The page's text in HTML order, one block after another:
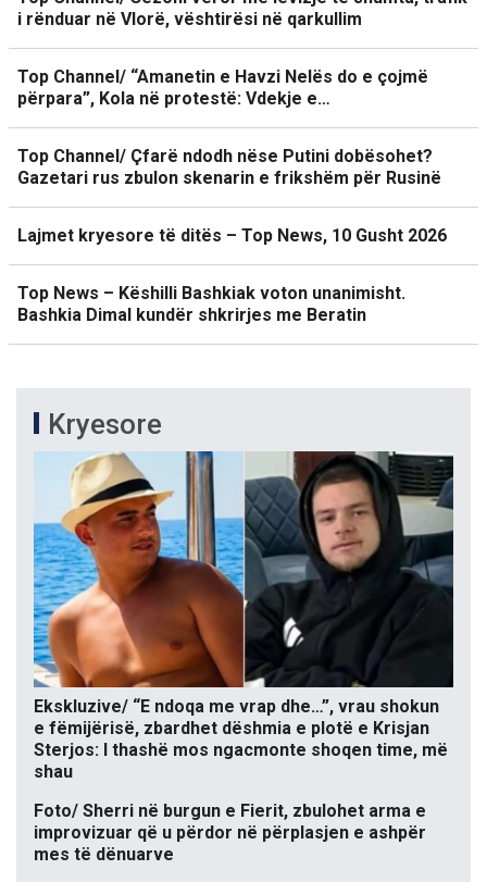
i rënduar në Vlorë, vështirësi në qarkullim
Top Channel/ “Amanetin e Havzi Nelës do e çojmë
përpara”, Kola në protestë: Vdekje e…
Top Channel/ Çfarë ndodh nëse Putini dobësohet?
Gazetari rus zbulon skenarin e frikshëm për Rusinë
Lajmet kryesore të ditës – Top News, 10 Gusht 2026
Top News – Këshilli Bashkiak voton unanimisht.
Bashkia Dimal kundër shkrirjes me Beratin
Kryesore
Ekskluzive/ “E ndoqa me vrap dhe…”, vrau shokun
e fëmijërisë, zbardhet dëshmia e plotë e Krisjan
Sterjos: I thashë mos ngacmonte shoqen time, më
shau
Foto/ Sherri në burgun e Fierit, zbulohet arma e
improvizuar që u përdor në përplasjen e ashpër
mes të dënuarve